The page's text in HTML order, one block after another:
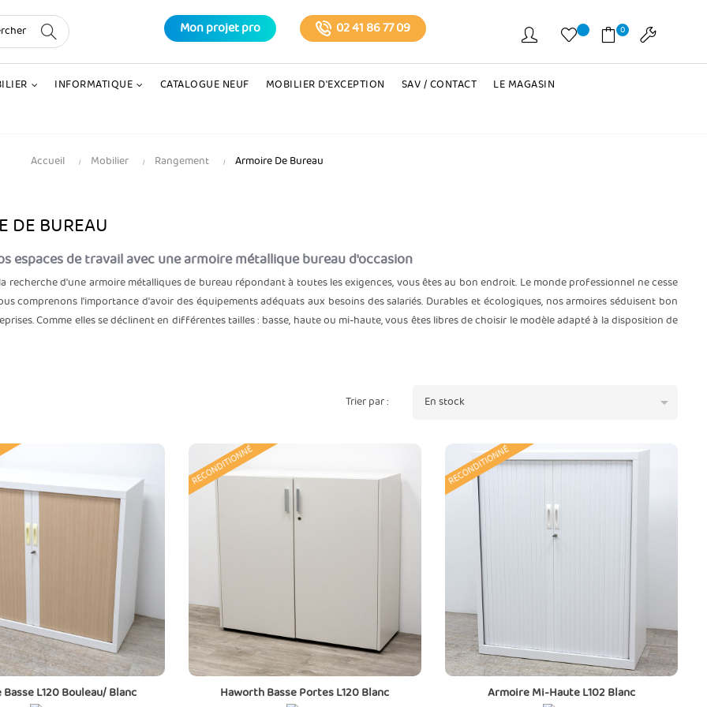
Mon projet pro 02 41 86 77 09 0
INFORMATIQUE CATALOGUE NEUF MOBILIER D'EXCEPTION SAV / CONTACT LE MAGASIN
Accueil Mobilier Rangement Armoire De Bureau
DE BUREAU
espaces de travail avec une armoire métallique bureau d'occasion
recherche d'une armoire métalliques de bureau répondant à toutes les exigences, vous êtes au bon endroit. Le monde professionnel ne cesse
comprenons l'importance d'avoir des équipements adéquats aux besoins des salariés. Durables et écologiques, nos armoires séduisent bon
Comme elles se déclinent en différentes tailles : basse, haute ou mi-haute, vous êtes libres de choisir le modèle adapté à la disposition de
Trier par : En stock 
L120 Bouleau/ Blanc
RECONDITIONNÉ
Haworth Basse Portes L120 Blanc
RECONDITIONNÉ
Armoire Mi-Haute L102 Blanc